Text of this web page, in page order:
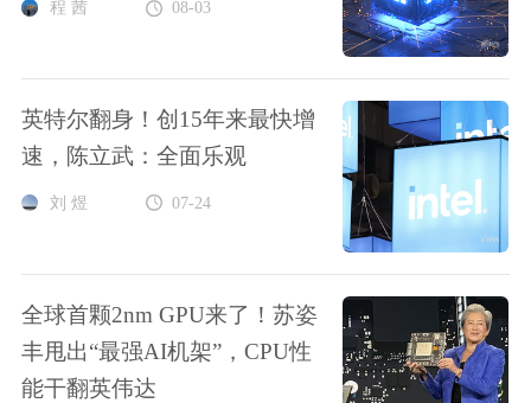
程 茜 08-03
英特尔翻身！创15年来最快增
速，陈立武：全面乐观
刘 煜 07-24
全球首颗2nm GPU来了！苏姿
丰甩出“最强AI机架”，CPU性
能干翻英伟达